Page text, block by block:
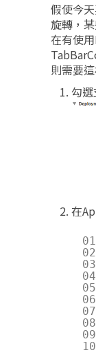
假使今
旋轉，某
在有使
則需要
勾
在
01
02
03
04
05
06
07
08
09
10